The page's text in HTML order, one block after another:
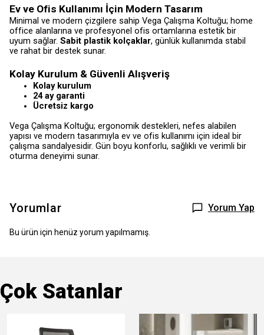
Ev ve Ofis Kullanımı İçin Modern Tasarım
Minimal ve modern çizgilere sahip Vega Çalışma Koltuğu; home
office alanlarına ve profesyonel ofis ortamlarına estetik bir
uyum sağlar. Sabit plastik kolçaklar, günlük kullanımda stabil
ve rahat bir destek sunar.
Kolay Kurulum & Güvenli Alışveriş
Kolay kurulum
24 ay garanti
Ücretsiz kargo
Vega Çalışma Koltuğu; ergonomik destekleri, nefes alabilen
yapısı ve modern tasarımıyla ev ve ofis kullanımı için ideal bir
çalışma sandalyesidir. Gün boyu konforlu, sağlıklı ve verimli bir
oturma deneyimi sunar.
Yorumlar Yorum Yap
Bu ürün için henüz yorum yapılmamış.
Çok Satanlar